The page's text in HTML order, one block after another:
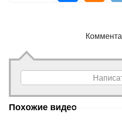
Похожие видео